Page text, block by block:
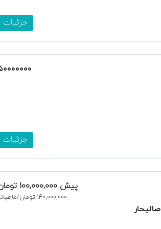
جزئیات
جزئیات
پیش 100,000,000 تومان
140,000,000 تومان /